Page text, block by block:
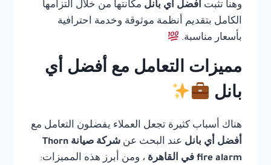
وهنا تثبت أفضل أي بانل مكانتها من خلال التزامها
الكامل بتقديم أنظمة موثوقة وخدمة احترافية
بأسعار مناسبة.
مميزات التعامل مع أفضل أي
بانل
هناك أسباب كثيرة تجعل العملاء يفضلون التعامل مع
أفضل أي بانل عند البحث عن
شركة صيانة Thorn
fire alarm في القاهرة
، ومن أبرز هذه المميزات: